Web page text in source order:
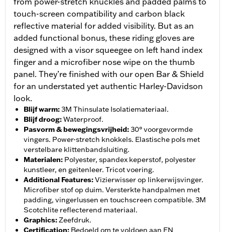
touch-screen compatibility and carbon black
reflective material for added visibility. But as an
added functional bonus, these riding gloves are
designed with a visor squeegee on left hand index
finger and a microfiber nose wipe on the thumb
panel. They’re finished with our open Bar & Shield
for an understated yet authentic Harley-Davidson
look.
Blijf warm:3M Thinsulate Isolatiemateriaal.
Blijf droog:Waterproof.
Pasvorm & bewegingsvrijheid:30° voorgevormde
vingers. Power-stretch knokkels. Elastische pols met
verstelbare klittenbandsluiting.
Materialen: Polyester, spandex keperstof, polyester
kunstleer, en geitenleer. Tricot voering.
Additional Features:Vizierwisser op linkerwijsvinger.
Microfiber stof op duim. Versterkte handpalmen met
padding, vingerlussen en touchscreen compatible. 3M
Scotchlite reflecterend materiaal.
Graphics:Zeefdruk.
Certification: Bedoeld om te voldoen aan EN